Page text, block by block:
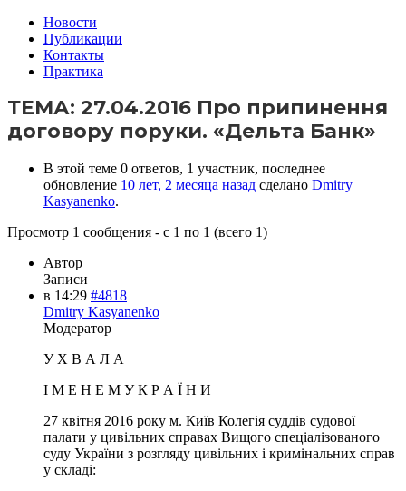
Новости
Публикации
Контакты
Практика
ТЕМА: 27.04.2016 Про припинення
договору поруки. «Дельта Банк»
В этой теме 0 ответов, 1 участник, последнее
обновление 10 лет, 2 месяца назад сделано Dmitry
Kasyanenko.
Просмотр 1 сообщения - с 1 по 1 (всего 1)
Автор
Записи
в 14:29 #4818
Dmitry Kasyanenko
Модератор
У Х В А Л А
І М Е Н Е М У К Р А Ї Н И
27 квітня 2016 року м. Київ Колегія суддів судової
палати у цивільних справах Вищого спеціалізованого
суду України з розгляду цивільних і кримінальних справ
у складі: